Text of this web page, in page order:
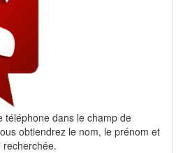
téléphone dans le champ de
obtiendrez le nom, le prénom et